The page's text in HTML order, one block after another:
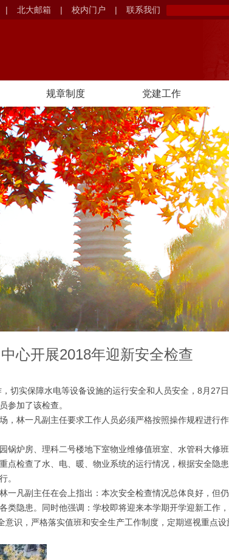
| 北大邮箱 | 校内门户 | 联系我们
规章制度 党建工作
心开展2018年迎新安全检查
实保障水电等设备设施的运行安全和人员安全，8月27
参加了该检查。
林一凡副主任要求工作人员必须严格按照操作规程进行
炉房、理科二号楼地下室物业维修值班室、水管科大修
点检查了水、电、暖、物业系统的运行情况，根据安全隐
。
凡副主任在会上指出：本次安全检查情况总体良好，但
类隐患。同时他强调：学校即将迎来本学期开学迎新工作
意识，严格落实值班和安全生产工作制度，定期巡视重点